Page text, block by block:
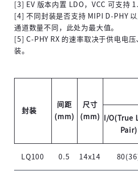
[3] EV 版本内置 LDO，VCC 可支持
[4] 不同封装是否支持 MIPI D-PHY
通道数量不同，此处为最大值。
[5] C-PHY RX 的速率取决于供电电
装。
封装
间距
(mm)
尺寸
(mm)
I/O(True
Pair)
LQ100 0.5 14x14